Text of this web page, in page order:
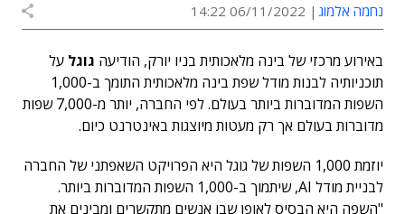
נחמה אלמוג 06/11/2022 14:22
באירוע מרכזי של בינה מלאכותית בניו יורק, הודיעה גוגל על
תוכניותיה לבנות מודל שפת בינה מלאכותית התומך ב-1,000
השפות המדוברות ביותר בעולם. לפי החברה, יותר מ-7,000 שפות
מדוברות בעולם אך רק מעטות מיוצגות באינטרנט כיום.
יוזמת 1,000 השפות של גוגל היא הפרויקט השאפתני של החברה
לבניית מודל AI, שיתמוך ב-1,000 השפות המדוברות ביותר.
"השפה היא הבסיס לאופן שבו אנשים מתקשרים ומבינים את